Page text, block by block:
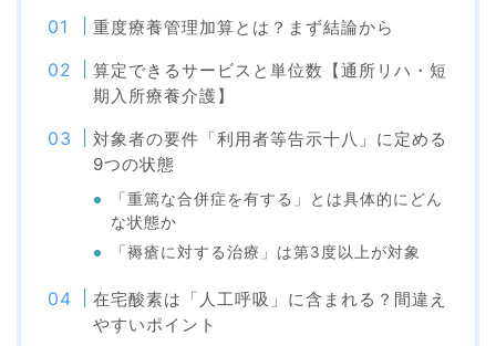
重度療養管理加算とは？まず結論から
算定できるサービスと単位数【通所リハ・短
期入所療養介護】
対象者の要件「利用者等告示十八」に定める
9つの状態
「重篤な合併症を有する」とは具体的にどん
な状態か
「褥瘡に対する治療」は第3度以上が対象
在宅酸素は「人工呼吸」に含まれる？間違え
やすいポイント